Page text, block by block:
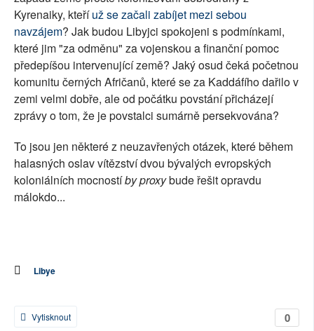
Kyrenaiky, kteříuž se začali zabíjet mezi sebou
navzájem? Jak budou Libyjci spokojeni s podmínkami,
které jim "za odměnu" za vojenskou a finanční pomoc
předepíšou intervenující země? Jaký osud čeká početnou
komunitu černých Afričanů, které se za Kaddáfího dařilo v
zemi velmi dobře, ale od počátku povstání přicházejí
zprávy o tom, že je povstalci sumárně persekvována?
To jsou jen některé z neuzavřených otázek, které během
halasných oslav vítězství dvou bývalých evropských
koloniálních mocnostíby proxybude řešit opravdu
málokdo...
Libye
0
Vytisknout